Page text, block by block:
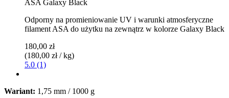
ASA Galaxy Black
Odporny na promieniowanie UV i warunki atmosferyczne
filament ASA do użytku na zewnątrz w kolorze Galaxy Black
180,00 zł
(180,00 zł / kg)
5.0 (1)
Wariant: 1,75 mm / 1000 g